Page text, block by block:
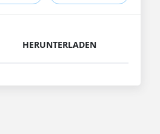
HERUNTERLADEN